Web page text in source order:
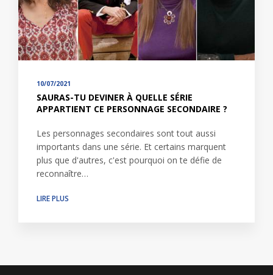
10/07/2021
SAURAS-TU DEVINER À QUELLE SÉRIE
APPARTIENT CE PERSONNAGE SECONDAIRE ?
Les personnages secondaires sont tout aussi
importants dans une série. Et certains marquent
plus que d'autres, c'est pourquoi on te défie de
reconnaître…
LIRE PLUS